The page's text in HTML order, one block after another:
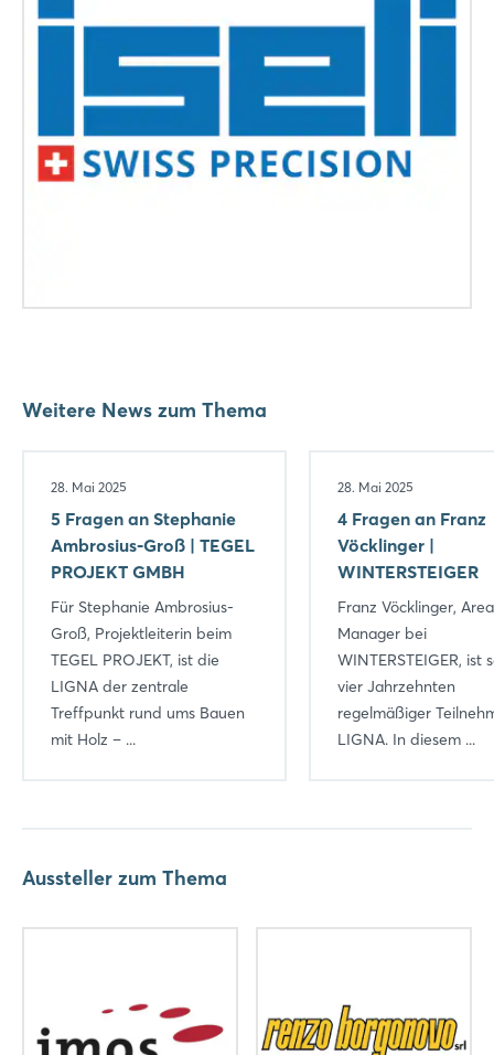
Weitere News zum Thema
28. Mai 2025
5 Fragen an Stephanie
Ambrosius-Groß | TEGEL
PROJEKT GMBH
Für Stephanie Ambrosius-
Groß, Projektleiterin beim
TEGEL PROJEKT, ist die
LIGNA der zentrale
Treffpunkt rund ums Bauen
mit Holz – ...
28. Mai 2025
4 Fragen an Franz
Vöcklinger |
WINTERSTEIGER
Franz Vöcklinger,
Manager bei
WINTERSTEIGER, ist
vier Jahrzehnten
regelmäßiger
LIGNA. In diesem ...
Aussteller zum Thema
Jetzt registrieren